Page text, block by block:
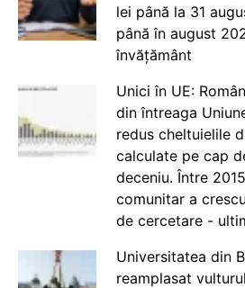
lei până la 31
până în august
învățământ
Unici în UE:
din întreaga
redus cheltuielile
calculate pe cap
deceniu. Între
comunitar a
de cercetare -
Universitatea din
reamplasat